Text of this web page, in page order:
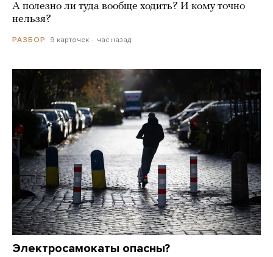
А полезно ли туда вообще ходить? И кому точно
нельзя?
РАЗБОР 9 карточек час назад
Электросамокаты опасны?